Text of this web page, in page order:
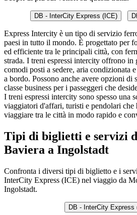
DB - InterCity Express (ICE)
Express Intercity è un tipo di servizio
paesi in tutto il mondo. È progettato per
ed efficiente tra le principali città, con
strada. I treni espressi intercity offrono in
comodi posti a sedere, aria condizionata
a bordo. Possono anche avere opzioni di
classe business per i passeggeri che
I treni espressi intercity sono spesso una
viaggiatori d'affari, turisti e pendolari che
viaggiare tra le città in modo rapido e
Tipi di biglietti e servizi
Baviera a Ingolstadt
Confronta i diversi tipi di biglietto e i
InterCity Express (ICE) nel viaggio da
Ingolstadt.
DB - InterCity Express